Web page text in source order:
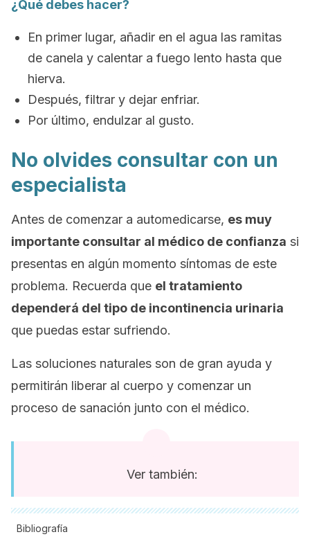
¿Qué debes hacer?
En primer lugar, añadir en el agua las ramitas
de canela y calentar a fuego lento hasta que
hierva.
Después, filtrar y dejar enfriar.
Por último, endulzar al gusto.
No olvides consultar con un
especialista
Antes de comenzar a automedicarse, es muy
importante consultar al médico de confianza si
presentas en algún momento síntomas de este
problema. Recuerda que el tratamiento
dependerá del tipo de incontinencia urinaria
que puedas estar sufriendo.
Las soluciones naturales son de gran ayuda y
permitirán liberar al cuerpo y comenzar un
proceso de sanación junto con el médico.
Ver también:
Bibliografía